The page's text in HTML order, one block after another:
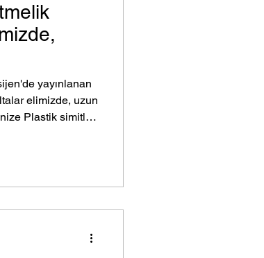
yayınlanan
elimizde, uzun
Plastik simitler
üst kademe dahil